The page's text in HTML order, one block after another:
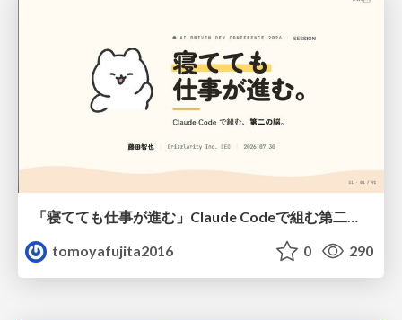
「寝てても仕事が進む」Claude Codeで組む第二の脳
tomoyafujita2016
0 290